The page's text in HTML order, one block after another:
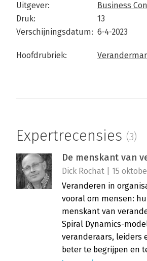
Uitgever:
Business
Druk:
13
Verschijningsdatum: 6-4-2023
Hoofdrubriek:
Expertrecensies (3)
De menskant van
Dick Rochat | 15
Veranderen in
vooral om mensen:
menskant van
Spiral Dynamics-
veranderaars, leiders
beter te begrijpen en